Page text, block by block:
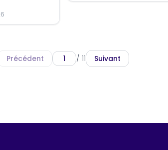
Précédent / 11 Suivant